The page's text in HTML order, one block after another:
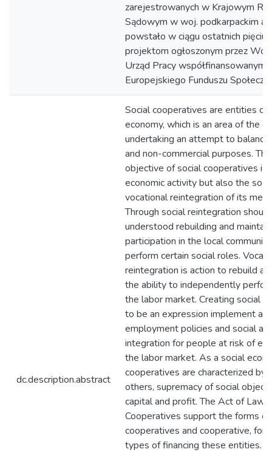
zarejestrowanych w Krajowym
Sądowym w woj. podkarpackim
powstało w ciągu ostatnich pięciu
projektom ogłoszonym przez
Urząd Pracy współfinansowanym
Europejskiego Funduszu
dc.description.abstract
Social cooperatives are entities of
economy, which is an area of the
undertaking an attempt to balance
and non-commercial purposes.
objective of social cooperatives is
economic activity but also the
vocational reintegration of its
Through social reintegration
understood rebuilding and
participation in the local
perform certain social roles.
reintegration is action to rebuild
the ability to independently
the labor market. Creating social
to be an expression implement
employment policies and social
integration for people at risk of
the labor market. As a social
cooperatives are characterized by,
others, supremacy of social
capital and profit. The Act of Law
Cooperatives support the forms of
cooperatives and cooperative, for
types of financing these entities.